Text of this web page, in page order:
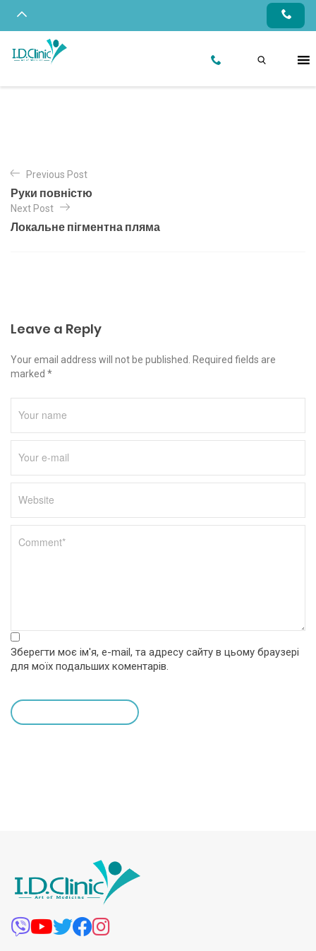
Previous Post
Руки повністю
Next Post
Локальне пігментна пляма
Leave a Reply
Your email address will not be published. Required fields are
marked *
Зберегти моє ім'я, e-mail, та адресу сайту в цьому браузері
для моїх подальших коментарів.